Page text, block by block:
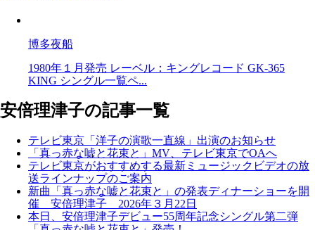
博多夜船
1980年１月発売 レーベル：キングレコード GK-365
KING シングル一覧ペ...
安倍理津子の記事一覧
テレビ東京「洋子の演歌一直線」出演のお知らせ
「真っ赤な嘘と花束と」MV、テレビ東京でOAへ
テレビ東京がおすすめする最新ミュージックビデオの放
送ラインナップのご案内
新曲「真っ赤な嘘と花束と」の発表ディナーショーを開
催 安倍理津子 2026年３月22日
本日、安倍理津子デビュー55周年記念シングル第二弾